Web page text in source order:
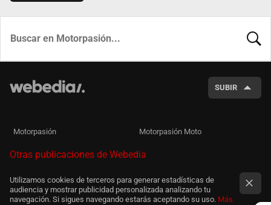
SUBIR
Motorpasión Motorpasión Moto
Otras publicaciones de Webedia
Utilizamos cookies de terceros para generar estadísticas de
audiencia y mostrar publicidad personalizada analizando tu
navegación. Si sigues navegando estarás aceptando su uso. Más